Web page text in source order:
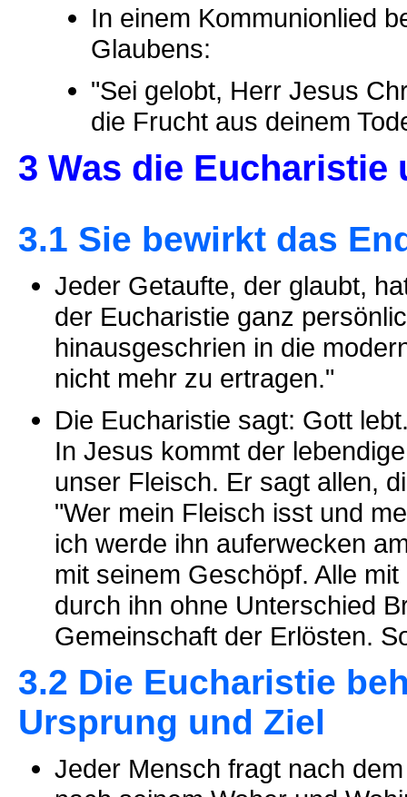
In einem Kommunionlied
Glaubens:
"Sei gelobt, Herr Jesus
die Frucht aus deinem
3 Was die Eucharistie
3.1 Sie bewirkt das
Jeder Getaufte, der glaubt,
der Eucharistie ganz
hinausgeschrien in die
nicht mehr zu ertragen."
Die Eucharistie sagt: Gott
In Jesus kommt der
unser Fleisch. Er sagt allen,
"Wer mein Fleisch isst und
ich werde ihn auferwecken
mit seinem Geschöpf. Alle
durch ihn ohne Unterschied
Gemeinschaft der Erlösten.
3.2 Die Eucharistie
Ursprung und Ziel
Jeder Mensch fragt nach